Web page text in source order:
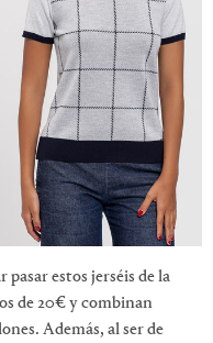
pasar estos jerséis de la
de 20€ y combinan
Además, al ser de